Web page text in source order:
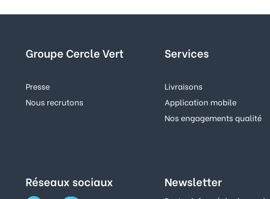
Groupe Cercle Vert
Presse
Nous recrutons
Services
Livraisons
Application mobile
Nos engagements qualité
Réseaux sociaux Newsletter